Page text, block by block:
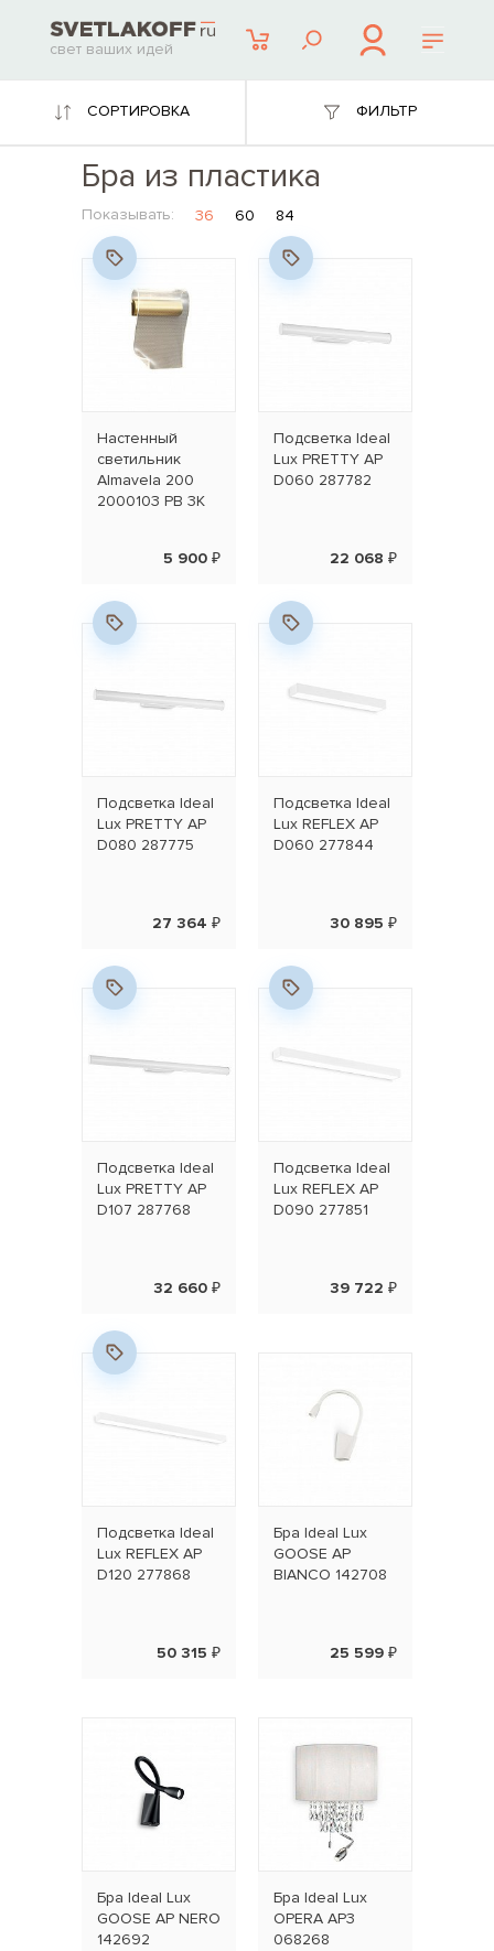
свет ваших идей
СОРТИРОВКА ФИЛЬТР
Бра из пластика
Показывать: 36 60 84
Настенный
светильник
Almavela 200
2000103 PB 3K
5 900 ₽
Подсветка Ideal
Lux PRETTY AP
D060 287782
22 068 ₽
Подсветка Ideal
Lux PRETTY AP
D080 287775
27 364 ₽
Подсветка Ideal
Lux REFLEX AP
D060 277844
30 895 ₽
Подсветка Ideal
Lux PRETTY AP
D107 287768
32 660 ₽
Подсветка Ideal
Lux REFLEX AP
D090 277851
39 722 ₽
Подсветка Ideal
Lux REFLEX AP
D120 277868
50 315 ₽
Бра Ideal Lux
GOOSE AP
BIANCO 142708
25 599 ₽
Бра Ideal Lux
GOOSE AP NERO
142692
Бра Ideal Lux
OPERA AP3
068268